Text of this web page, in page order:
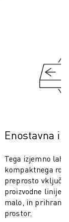
Enostavna
Tega izjemno
kompaktnega
preprosto
proizvodne linije,
malo, in
prostor.